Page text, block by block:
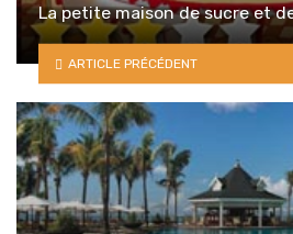
La petite maison de sucre et
ARTICLE PRÉCÉDENT